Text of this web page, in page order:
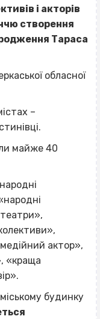
і акторів
створення
Тараса
обласної
–
майже 40
актор»,
«краща
будинку